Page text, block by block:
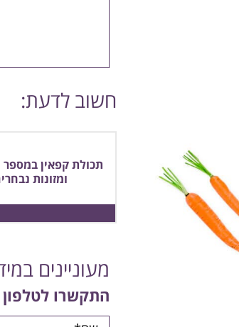
חשוב לדעת:
תכולת קפאין
ומזונות
מעוניינים
התקשרו לטלפון